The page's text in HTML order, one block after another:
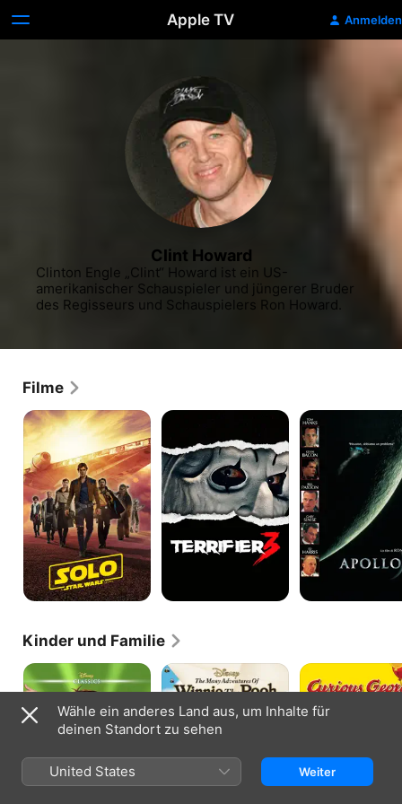
Apple TV Anmelden
Clint Howard
Clinton Engle „Clint“ Howard ist ein US-
amerikanischer Schauspieler und jüngerer Bruder
des Regisseurs und Schauspielers Ron Howard.
Filme
Solo:
A
Star
Wars
Story
Terrifier
Apollo
13
Kinder und Familie
Das
Dschungelbuch
Die
vielen
von
Winnie
Coco,
der
Affe
Wähle ein anderes Land aus, um Inhalte für
deinen Standort zu sehen
United States Weiter